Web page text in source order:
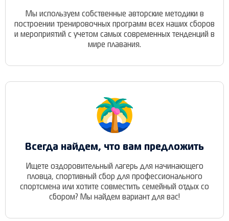
Мы используем собственные авторские методики в
построении тренировочных программ всех наших сборов
и мероприятий с учетом самых современных тенденций в
мире плавания.
Всегда найдем, что вам предложить
Ищете оздоровительный лагерь для начинающего
пловца, спортивный сбор для профессионального
спортсмена или хотите совместить семейный отдых со
сбором? Мы найдем вариант для вас!